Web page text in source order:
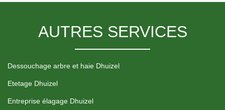
AUTRES SERVICES
Dessouchage arbre et haie Dhuizel
Etetage Dhuizel
Entreprise élagage Dhuizel